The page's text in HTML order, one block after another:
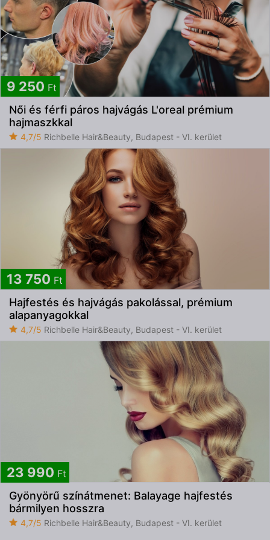
9 250 Ft
Női és férfi páros hajvágás L'oreal prémium
hajmaszkkal
4,7/5 Richbelle Hair&Beauty, Budapest - VI. kerület
13 750 Ft
Hajfestés és hajvágás pakolással, prémium
alapanyagokkal
4,7/5 Richbelle Hair&Beauty, Budapest - VI. kerület
23 990 Ft
Gyönyörű színátmenet: Balayage hajfestés
bármilyen hosszra
4,7/5 Richbelle Hair&Beauty, Budapest - VI. kerület